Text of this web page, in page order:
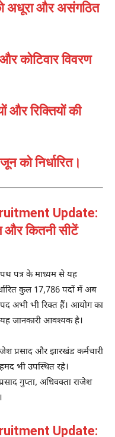
अधूरा और असंगठित
कोटिवार विवरण
और रिक्तियों की
को निर्धारित।
Update:
और कितनी सीटें
पत्र के माध्यम से यह
कुल 17,786 पदों में अब
अभी भी रिक्त हैं। आयोग का
जानकारी आवश्यक है।
प्रसाद और झारखंड कर्मचारी
भी उपस्थित रहे।
गुप्ता, अधिवक्ता राजेश
Update: